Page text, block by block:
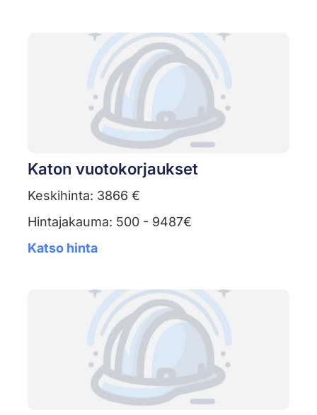
Katon vuotokorjaukset
Keskihinta: 3866 €
Hintajakauma: 500 - 9487€
Katso hinta